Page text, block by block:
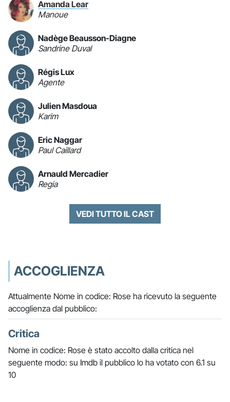
Amanda Lear
Manoue
Nadège Beausson-Diagne
Sandrine Duval
Régis Lux
Agente
Julien Masdoua
Karim
Eric Naggar
Paul Caillard
Arnauld Mercadier
Regia
VEDI TUTTO IL CAST
ACCOGLIENZA
Attualmente Nome in codice: Rose ha ricevuto la seguente
accoglienza dal pubblico:
Critica
Nome in codice: Rose è stato accolto dalla critica nel
seguente modo: su Imdb il pubblico lo ha votato con 6.1 su
10